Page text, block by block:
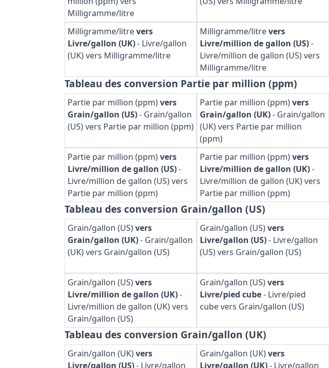
Milligramme/litre
Milligramme/litrevers
Livre/gallon (UK)- Livre/gallon
(UK) vers Milligramme/litre
Milligramme/litrevers
Livre/million de gallon (US)-
Livre/million de gallon (US) vers
Milligramme/litre
Tableau des conversion Partie par million (ppm)
Partie par million (ppm)vers
Grain/gallon (US)- Grain/gallon
(US) vers Partie par million (ppm)
Partie par million (ppm)vers
Grain/gallon (UK)- Grain/gallon
(UK) vers Partie par million
(ppm)
Partie par million (ppm)vers
Livre/million de gallon (US)-
Livre/million de gallon (US) vers
Partie par million (ppm)
Partie par million (ppm)vers
Livre/million de gallon (UK)-
Livre/million de gallon (UK) vers
Partie par million (ppm)
Tableau des conversion Grain/gallon (US)
Grain/gallon (US)vers
Grain/gallon (UK)- Grain/gallon
(UK) vers Grain/gallon (US)
Grain/gallon (US)vers
Livre/gallon (US)- Livre/gallon
(US) vers Grain/gallon (US)
Grain/gallon (US)vers
Livre/million de gallon (UK)-
Livre/million de gallon (UK) vers
Grain/gallon (US)
Grain/gallon (US)vers
Livre/pied cube- Livre/pied
cube vers Grain/gallon (US)
Tableau des conversion Grain/gallon (UK)
Grain/gallon (UK)vers
Livre/gallon (US)- Livre/gallon
Grain/gallon (UK)vers
Livre/gallon (UK)- Livre/gallon